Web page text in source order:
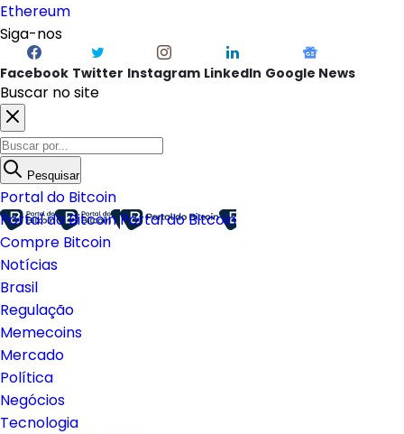
Ethereum
Siga-nos
Facebook Twitter Instagram LinkedIn Google News
Buscar no site
Pesquisar
Portal do Bitcoin
Portal do BitcoinPortal do Bitcoin
Compre Bitcoin
Notícias
Brasil
Regulação
Memecoins
Mercado
Política
Negócios
Tecnologia